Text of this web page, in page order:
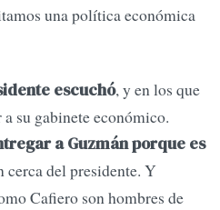
una política económica
escuchó, y en los que
su gabinete económico.
a Guzmán porque es
cerca del presidente. Y
Cafiero son hombres de